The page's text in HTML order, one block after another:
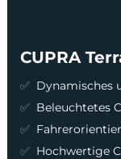
CUPRA
Dynamisches
Beleuchtetes
Hochwertige